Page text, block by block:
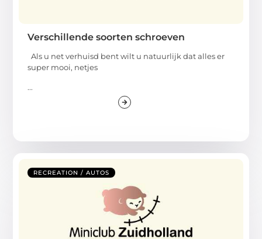
Verschillende soorten schroeven
Als u net verhuisd bent wilt u natuurlijk dat alles er
super mooi, netjes
...
RECREATION / AUTOS